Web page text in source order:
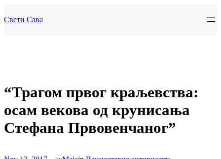
to
content
Свети Сава
“Трагом првог краљевства:
осам векова од крунисања
Стефана Првовенчаног”